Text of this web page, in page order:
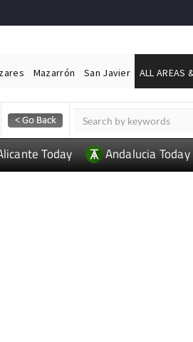
Mazarrón San Javier ALL AREAS
Today Andalucia Today